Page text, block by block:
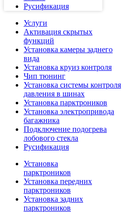
Русификация
Услуги
Активация скрытых
функций
Установка камеры заднего
вида
Установка круиз контроля
Чип тюнинг
Установка системы контроля
давления в шинах
Установка парктроников
Установка электропривода
багажника
Подключение подогрева
лобового стекла
Русификация
Установка
парктроников
Установка передних
парктроников
Установка задних
парктроников